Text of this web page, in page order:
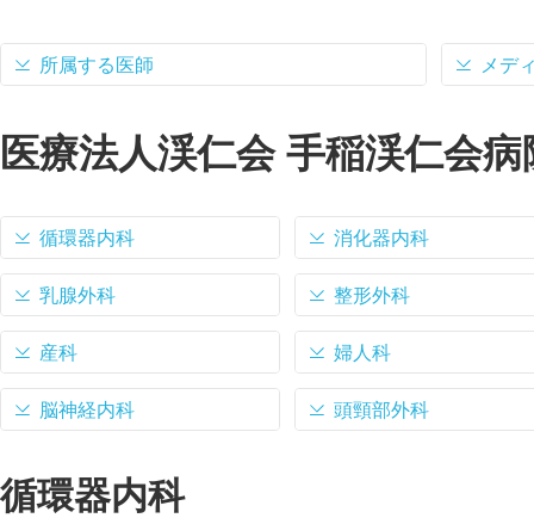
所属する医師 メデ
医療法人渓仁会 手稲渓仁会
循環器内科 消化器内科
乳腺外科 整形外科
産科 婦人科
脳神経内科 頭頸部外科
循環器内科